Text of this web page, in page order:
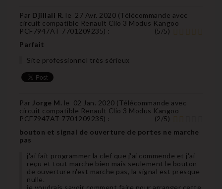
Par Djillali R. le 27 Avr. 2020 (Télécommande avec
circuit compatible Renault Clio 3 Modus Kangoo
PCF7947AT 7701209235) : (5/5)
Parfait
Site professionnel très sérieux
Par Jorge M. le 02 Jan. 2020 (Télécommande avec
circuit compatible Renault Clio 3 Modus Kangoo
PCF7947AT 7701209235) : (2/5)
bouton et signal de ouverture de portes ne marche
pas
j'ai fait programmer la clef que j'ai commende et j'ai
reçu et tout marche bien mais seulement le bouton
de ouverture n'est marche pas, la signal est presque
nulle.
je voudrais savoir comment faire pour arranger cette